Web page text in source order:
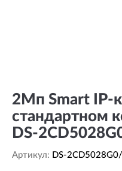
2Мп Smart IP-
стандартном
DS-
Артикул: DS-2CD5028G0/